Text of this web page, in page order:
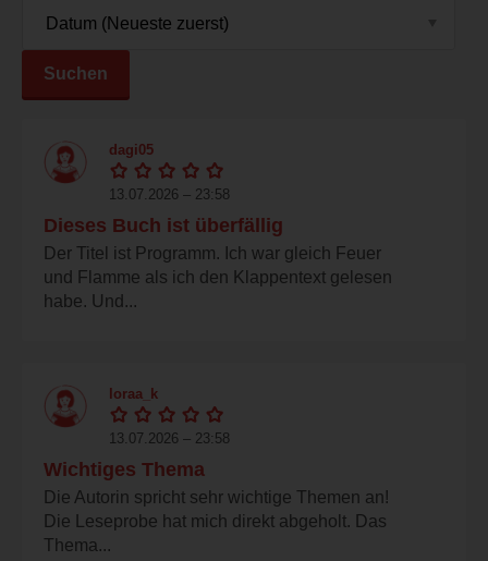
Suchen
dagi05
13.07.2026 – 23:58
Dieses Buch ist überfällig
Der Titel ist Programm. Ich war gleich Feuer
und Flamme als ich den Klappentext gelesen
habe. Und...
loraa_k
13.07.2026 – 23:58
Wichtiges Thema
Die Autorin spricht sehr wichtige Themen an!
Die Leseprobe hat mich direkt abgeholt. Das
Thema...